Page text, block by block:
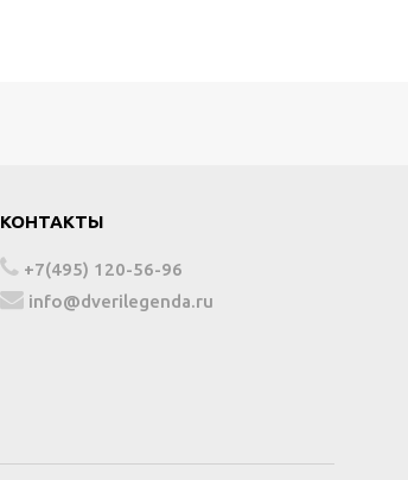
КОНТАКТЫ
+7(495) 120-56-96
info@dverilegenda.ru